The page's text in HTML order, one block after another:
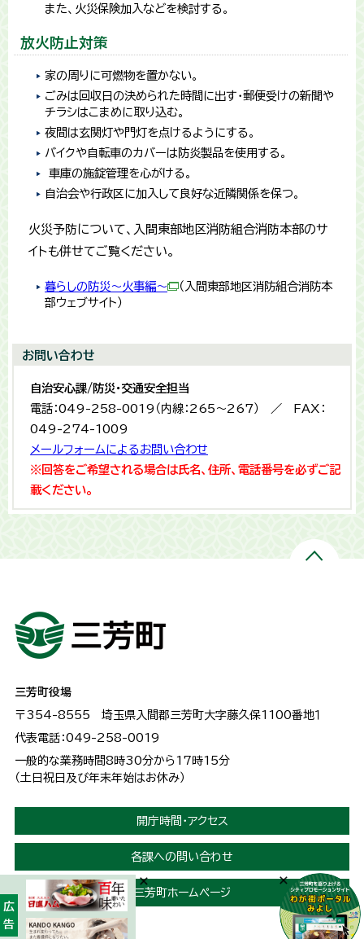
また、火災保険加入などを検討する。
放火防止対策
家の周りに可燃物を置かない。
ごみは回収日の決められた時間に出す・郵便受けの新聞や
チラシはこまめに取り込む。
夜間は玄関灯や門灯を点けるようにする。
バイクや自転車のカバーは防炎製品を使用する。
車庫の施錠管理を心がける。
自治会や行政区に加入して良好な近隣関係を保つ。
火災予防について、入間東部地区消防組合消防本部のサ
イトも併せてご覧ください。
暮らしの防災～火事編～
（入間東部地区消防組合消防本
部ウェブサイト）
お問い合わせ
自治安心課/防災・交通安全担当
電話：049-258-0019（内線：265〜267） ／ FAX：
049-274-1009
メールフォームによるお問い合わせ
※回答をご希望される場合は氏名、住所、電話番号を必ずご記
載ください。
三芳町役場
〒354-8555 埼玉県入間郡三芳町大字藤久保1100番地１
代表電話：049-258-0019
一般的な業務時間8時30分から17時15分
（土日祝日及び年末年始はお休み）
開庁時間・アクセス
各課への問い合わせ
三芳町ホームページ
広告